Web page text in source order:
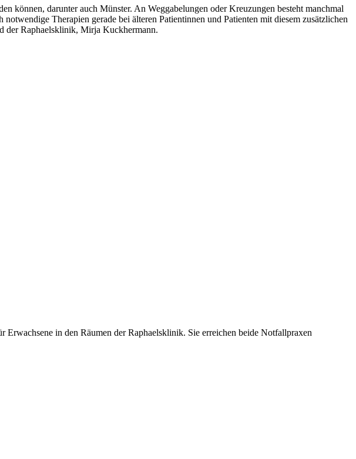
können, darunter auch Münster. An Weggabelungen oder Kreuzungen besteht manchmal
Therapien gerade bei älteren Patientinnen und Patienten mit diesem zusätzlichen
der Raphaelsklinik, Mirja Kuckhermann.
Erwachsene in den Räumen der Raphaelsklinik. Sie erreichen beide Notfallpraxen